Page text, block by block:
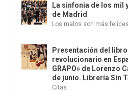
La sinfonia de los mil
de Madrid
Los malos son más felices
Presentación del
revolucionario en
GRAPO» de Lorenzo
de junio. Librería Sin
Citas